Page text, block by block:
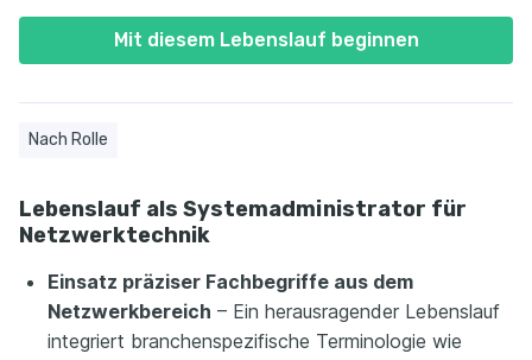
Mit diesem Lebenslauf beginnen
Nach Rolle
Lebenslauf als Systemadministrator für
Netzwerktechnik
Einsatz präziser Fachbegriffe aus dem
Netzwerkbereich – Ein herausragender Lebenslauf
integriert branchenspezifische Terminologie wie